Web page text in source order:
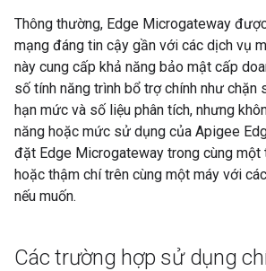
Thông thường, Edge Microgateway
mạng đáng tin cậy gần với các dịch vụ
này cung cấp khả năng bảo mật cấp
số tính năng trình bổ trợ chính như chặn
hạn mức và số liệu phân tích, nhưng
năng hoặc mức sử dụng của Apigee
đặt Edge Microgateway trong cùng một
hoặc thậm chí trên cùng một máy với
nếu muốn.
Các trường hợp sử dụng